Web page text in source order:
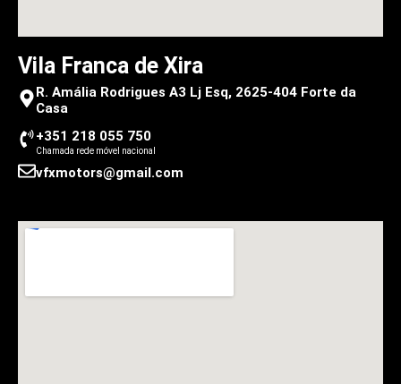
Vila Franca de Xira
R. Amália Rodrigues A3 Lj Esq, 2625-404 Forte da
Casa
+351 218 055 750
Chamada rede móvel nacional
vfxmotors@gmail.com